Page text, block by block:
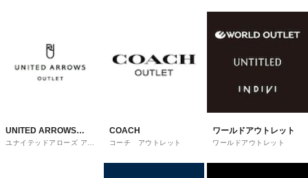
UNITED ARROWS
OUTLET
ユナイテッドアローズ アウ
COACH
コーチ アウトレット
ワールドアウトレット
ワールドアウトレット